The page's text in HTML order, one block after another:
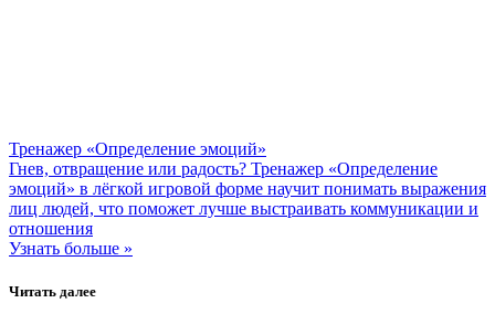
Тренажер «Определение эмоций»
Гнев, отвращение или радость? Тренажер «Определение
эмоций» в лёгкой игровой форме научит понимать выражения
лиц людей, что поможет лучше выстраивать коммуникации и
отношения
Узнать больше »
Читать далее